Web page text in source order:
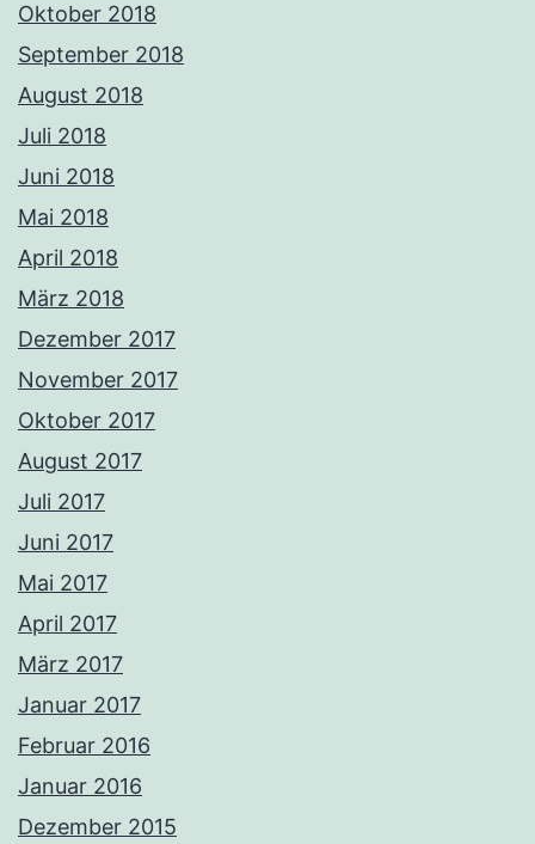
Oktober 2018
September 2018
August 2018
Juli 2018
Juni 2018
Mai 2018
April 2018
März 2018
Dezember 2017
November 2017
Oktober 2017
August 2017
Juli 2017
Juni 2017
Mai 2017
April 2017
März 2017
Januar 2017
Februar 2016
Januar 2016
Dezember 2015